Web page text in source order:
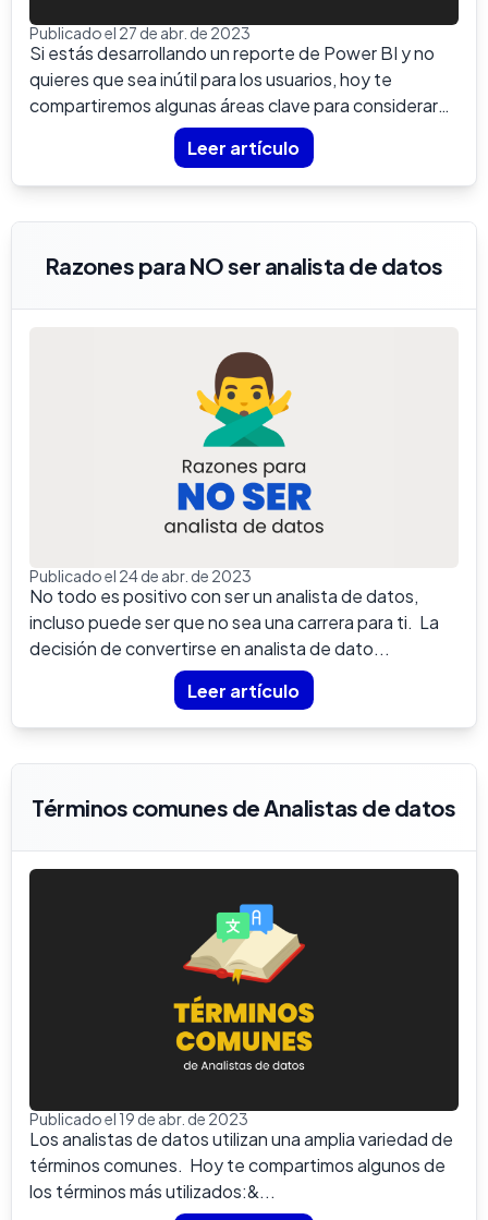
Publicado el 27 de abr. de 2023
Si estás desarrollando un reporte de Power BI y no
quieres que sea inútil para los usuarios, hoy te
compartiremos algunas áreas clave para considerar
Leer artículo
Razones para NO ser analista de datos
Publicado el 24 de abr. de 2023
No todo es positivo con ser un analista de datos,
incluso puede ser que no sea una carrera para ti. La
decisión de convertirse en analista de dato...
Leer artículo
Términos comunes de Analistas de datos
Publicado el 19 de abr. de 2023
Los analistas de datos utilizan una amplia variedad de
términos comunes. Hoy te compartimos algunos de
los términos más utilizados:&...